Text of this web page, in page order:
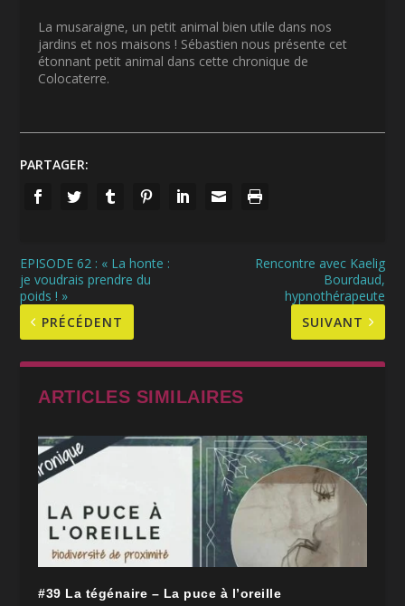
La musaraigne, un petit animal bien utile dans nos
jardins et nos maisons ! Sébastien nous présente cet
étonnant petit animal dans cette chronique de
Colocaterre.
PARTAGER:
EPISODE 62 : « La honte :
je voudrais prendre du
poids ! »
PRÉCÉDENT
Rencontre avec Kaelig
Bourdaud,
hypnothérapeute
SUIVANT
ARTICLES SIMILAIRES
#39 La tégénaire – La puce à l’oreille